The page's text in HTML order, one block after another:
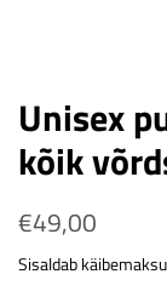
Unisex
kõik
Tavahind
€49,00
Sisaldab käibemaksu